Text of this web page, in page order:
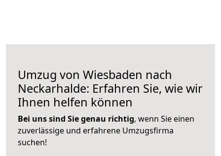
Umzug von Wiesbaden nach
Neckarhalde: Erfahren Sie, wie wir
Ihnen helfen können
Bei uns sind Sie genau richtig, wenn Sie einen
zuverlässige und erfahrene Umzugsfirma
suchen!